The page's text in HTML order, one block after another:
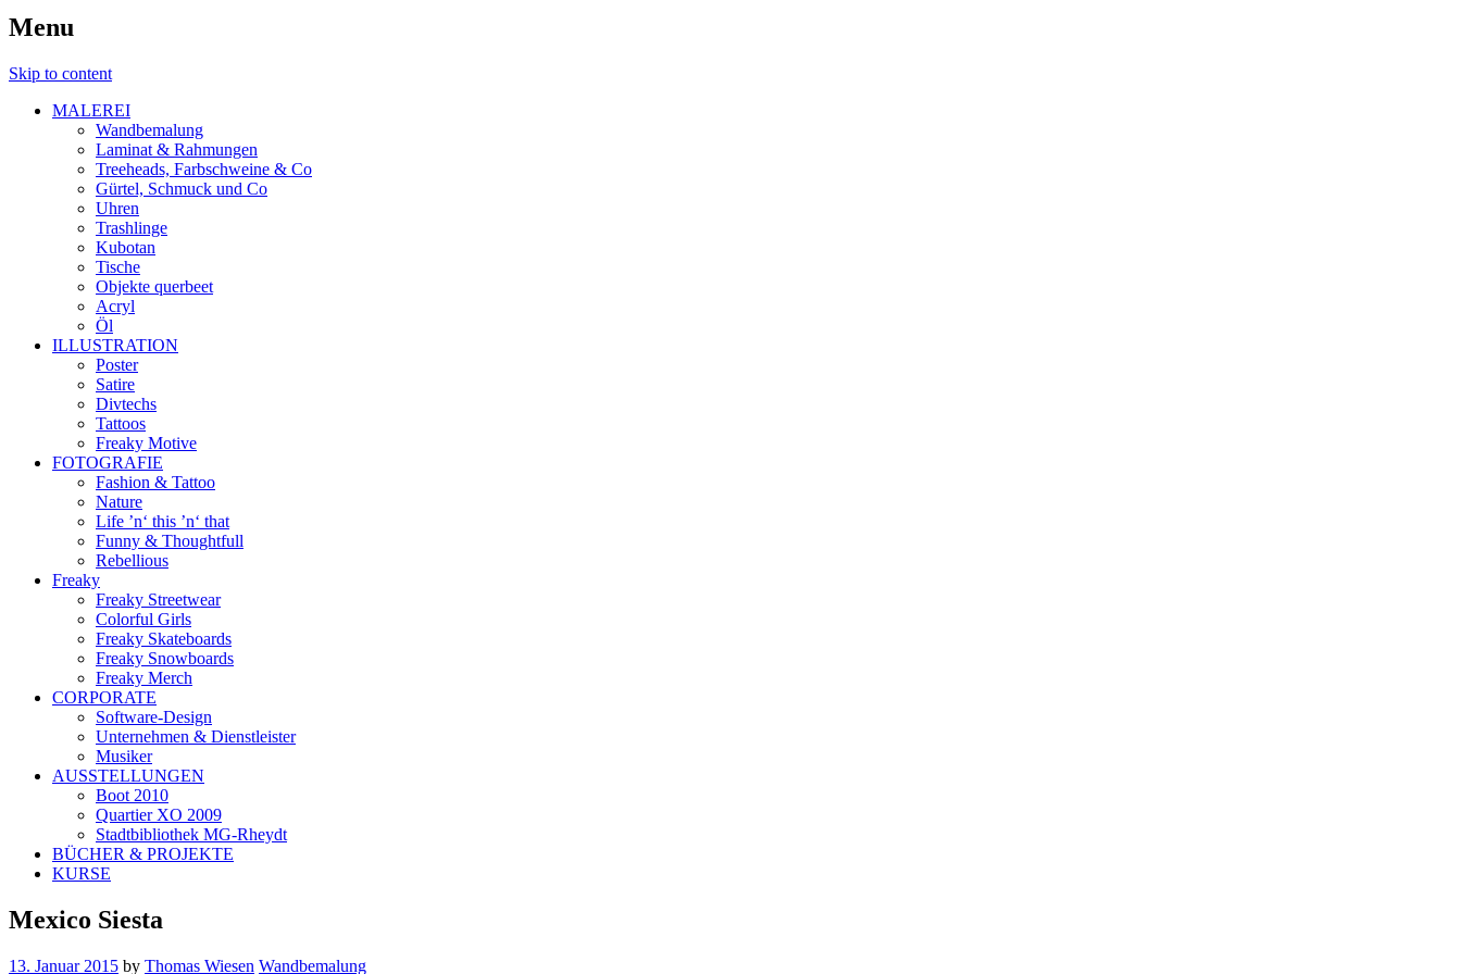
Menu
Skip to content
MALEREI
Wandbemalung
Laminat & Rahmungen
Treeheads, Farbschweine & Co
Gürtel, Schmuck und Co
Uhren
Trashlinge
Kubotan
Tische
Objekte querbeet
Acryl
Öl
ILLUSTRATION
Poster
Satire
Divtechs
Tattoos
Freaky Motive
FOTOGRAFIE
Fashion & Tattoo
Nature
Life ’n‘ this ’n‘ that
Funny & Thoughtfull
Rebellious
Freaky
Freaky Streetwear
Colorful Girls
Freaky Skateboards
Freaky Snowboards
Freaky Merch
CORPORATE
Software-Design
Unternehmen & Dienstleister
Musiker
AUSSTELLUNGEN
Boot 2010
Quartier XO 2009
Stadtbibliothek MG-Rheydt
BÜCHER & PROJEKTE
KURSE
Mexico Siesta
13. Januar 2015 by Thomas Wiesen Wandbemalung